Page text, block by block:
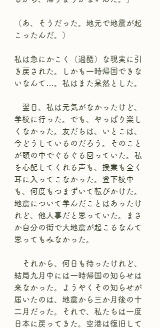
（あ、そうだった。地元で地震が起
こったんだ。）
私は急にかこく（過酷）な現実に引
き戻された。しかも一時帰国できな
いなんて…。私はまた呆然とした。
翌日、私は元気がなかったけど、
学校に行った。でも、やっぱり楽し
くなかった。友だちは、いとこは、
今どうしているのだろう。そのこと
が頭の中でぐるぐる回っていた。私
を心配してくれる声も、授業も全く
耳に入ってこなかった。登下校中
も、何度もつまずいて転びかけた。
地震について学んだことはあったけ
れど、他人事だと思っていた。まさ
か自分の街で大地震が起こるなんて
思ってもみなかった。
それから、何日も待ったけれど、
結局九月中には一時帰国の知らせは
来なかった。ようやくその知らせが
届いたのは、地震から三か月後の十
二月だった。それで、私たちは一度
日本に戻ってきた。空港は復旧して